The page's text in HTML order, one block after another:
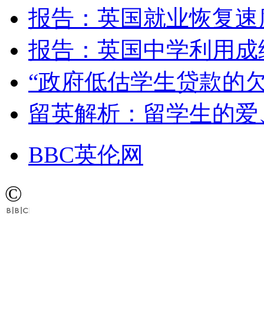
报告：英国就业恢复
报告：英国中学利用
“政府低估学生贷款的
留英解析：留学生的
BBC英伦网
©